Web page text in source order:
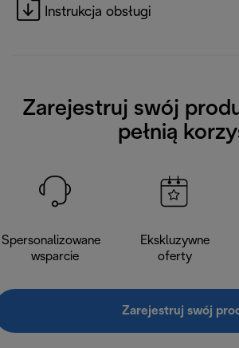
Instrukcja obsługi
Zarejestruj swój
pełnią
Spersonalizowane
wsparcie
Ekskluzywne
oferty
Zarejestruj swój